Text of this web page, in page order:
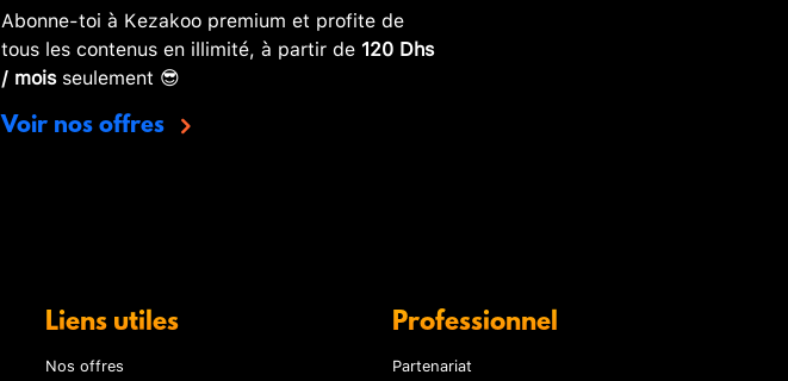
Abonne-toi à Kezakoo premium et profite de
tous les contenus en illimité, à partir de 120 Dhs
/ moisseulement 😎
Voir nos offres
Liens utiles
Nos offres
Professionnel
Partenariat